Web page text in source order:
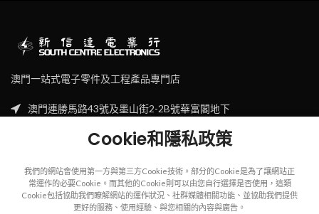
澳門一站式電子零件及工程產品專門店
澳門連勝馬路43號及墨山街2-2B號華富閣地下
Cookie和隱私政策
我們的網站會使用第一方與第三方Cookie技術。部分的Cookie是為了讓網站正
常運作的必要Cookie。而其他的Cookie則可以由您自行選擇是否使用，這類
Cookie包括協助我們瞭解網站的運作狀況、社群媒體相關功能、並協助我們提供
更好的服務、使用經驗、與您相關的內容與廣告。